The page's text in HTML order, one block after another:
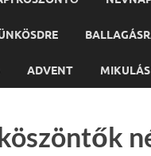
ADVENT MIKULÁS